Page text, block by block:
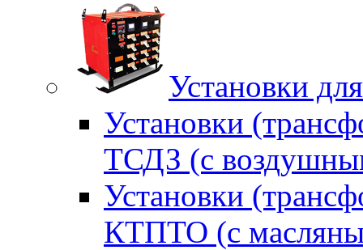
Установки
Установки
ТСДЗ (c
Установки
КТПТО (c